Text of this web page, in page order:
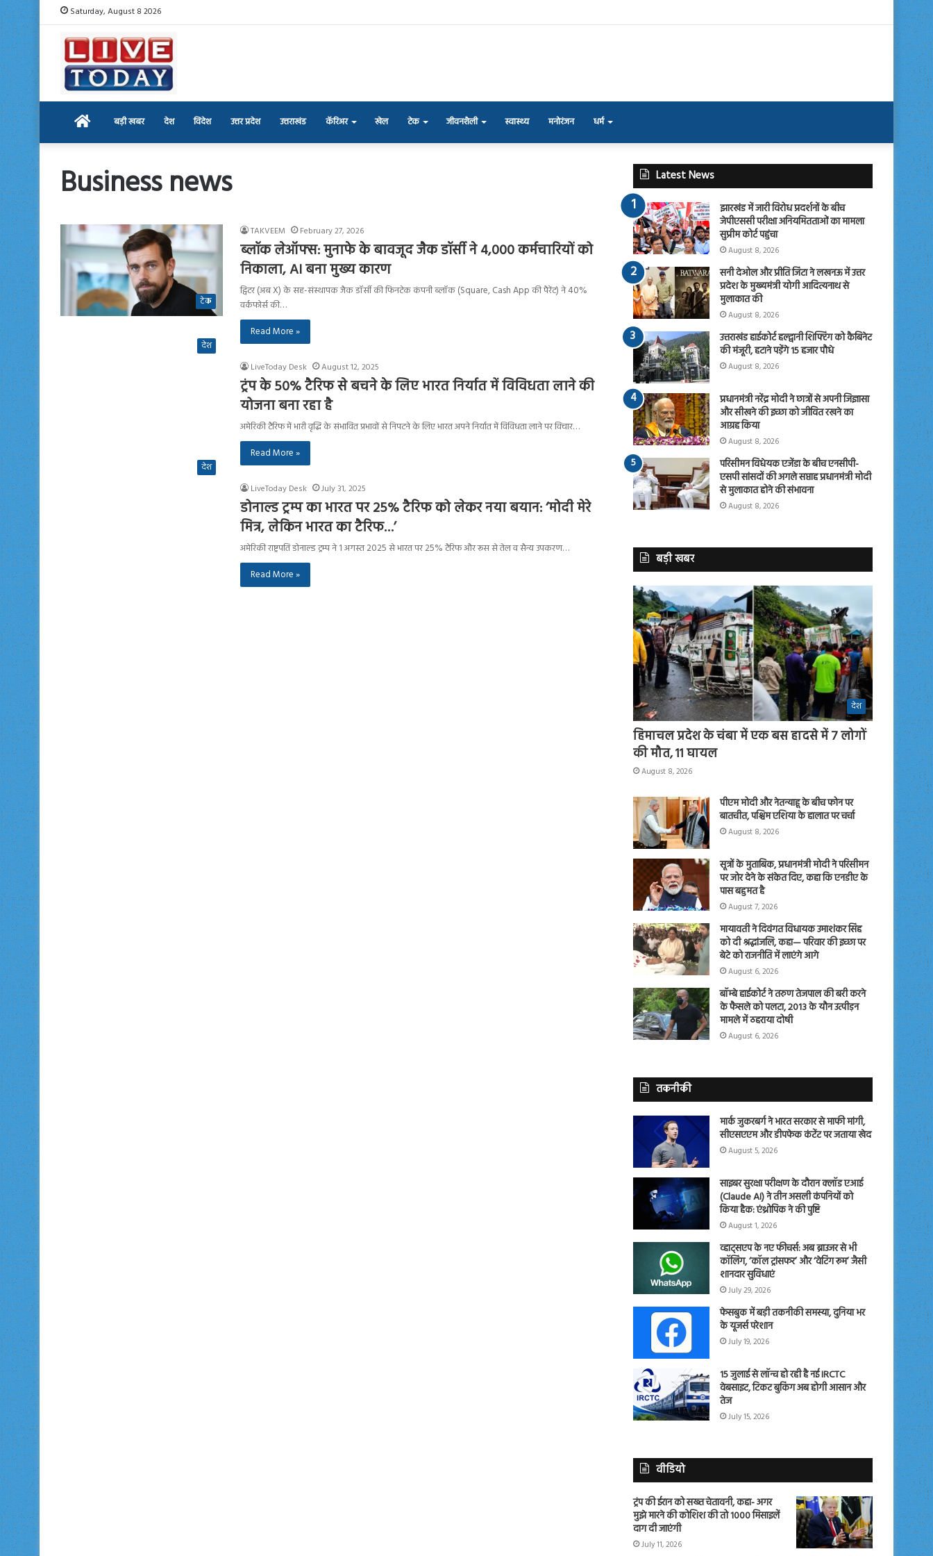
Saturday, August 8 2026
Home बड़ी खबर देश विदेश उत्तर प्रदेश उत्तराखंड कॅरिअर खेल टेक जीवनशैली स्वास्थ्य मनोरंजन धर्म
Business news
टेक
TAKVEEM February 27, 2026
ब्लॉक लेऑफ्स: मुनाफे के बावजूद जैक डॉर्सी ने 4,000 कर्मचारियों को
निकाला, AI बना मुख्य कारण
ट्विटर (अब X) के सह-संस्थापक जैक डॉर्सी की फिनटेक कंपनी ब्लॉक (Square, Cash App की पैरेंट) ने 40%
वर्कफोर्स की…
Read More »
देश
LiveToday Desk
August 12, 2025
ट्रंप के 50% टैरिफ से बचने के लिए भारत निर्यात में विविधता लाने की
योजना बना रहा है
अमेरिकी टैरिफ में भारी वृद्धि के संभावित प्रभावों से निपटने के लिए भारत अपने निर्यात में विविधता लाने पर विचार…
Read More »
देश
LiveToday Desk
July 31, 2025
डोनाल्ड ट्रम्प का भारत पर 25% टैरिफ को लेकर नया बयान: ‘मोदी मेरे
मित्र, लेकिन भारत का टैरिफ…’
अमेरिकी राष्ट्रपति डोनाल्ड ट्रम्प ने 1 अगस्त 2025 से भारत पर 25% टैरिफ और रूस से तेल व सैन्य उपकरण…
Read More »
Latest News
झारखंड में जारी विरोध प्रदर्शनों के बीच
जेपीएससी परीक्षा अनियमितताओं का मामला
सुप्रीम कोर्ट पहुंचा
August 8, 2026
सनी देओल और प्रीति जिंटा ने लखनऊ में उत्तर
प्रदेश के मुख्यमंत्री योगी आदित्यनाथ से
मुलाकात की
August 8, 2026
उत्तराखंड हाईकोर्ट हल्द्वानी शिफ्टिंग को कैबिनेट
की मंजूरी, हटाने पड़ेंगे 15 हजार पौधे
August 8, 2026
प्रधानमंत्री नरेंद्र मोदी ने छात्रों से अपनी जिज्ञासा
और सीखने की इच्छा को जीवित रखने का
आग्रह किया
August 8, 2026
परिसीमन विधेयक एजेंडा के बीच एनसीपी-
एसपी सांसदों की अगले सप्ताह प्रधानमंत्री मोदी
से मुलाकात होने की संभावना
August 8, 2026
बड़ी खबर
देश
हिमाचल प्रदेश के चंबा में एक बस हादसे में 7 लोगों
की मौत, 11 घायल
August 8, 2026
पीएम मोदी और नेतन्याहू के बीच फोन पर
बातचीत, पश्चिम एशिया के हालात पर चर्चा
August 8, 2026
सूत्रों के मुताबिक, प्रधानमंत्री मोदी ने परिसीमन
पर जोर देने के संकेत दिए, कहा कि एनडीए के
पास बहुमत है
August 7, 2026
मायावती ने दिवंगत विधायक उमाशंकर सिंह
को दी श्रद्धांजलि, कहा— परिवार की इच्छा पर
बेटे को राजनीति में लाएंगे आगे
August 6, 2026
बॉम्बे हाईकोर्ट ने तरुण तेजपाल की बरी करने
के फैसले को पलटा, 2013 के यौन उत्पीड़न
मामले में ठहराया दोषी
August 6, 2026
तकनीकी
मार्क जुकरबर्ग ने भारत सरकार से माफी मांगी,
सीएसएएम और डीपफेक कंटेंट पर जताया खेद
August 5, 2026
साइबर सुरक्षा परीक्षण के दौरान क्लॉड एआई
(Claude AI) ने तीन असली कंपनियों को
किया हैक: एंथ्रोपिक ने की पुष्टि
August 1, 2026
व्हाट्सएप के नए फीचर्स: अब ब्राउजर से भी
कॉलिंग, ‘कॉल ट्रांसफर’ और ‘वेटिंग रूम’ जैसी
शानदार सुविधाएं
July 29, 2026
फेसबुक में बड़ी तकनीकी समस्या, दुनिया भर
के यूजर्स परेशान
July 19, 2026
15 जुलाई से लॉन्च हो रही है नई IRCTC
वेबसाइट, टिकट बुकिंग अब होगी आसान और
तेज
July 15, 2026
वीडियो
ट्रंप की ईरान को सख्त चेतावनी, कहा- अगर
मुझे मारने की कोशिश की तो 1000 मिसाइलें
दाग दी जाएंगी
July 11, 2026